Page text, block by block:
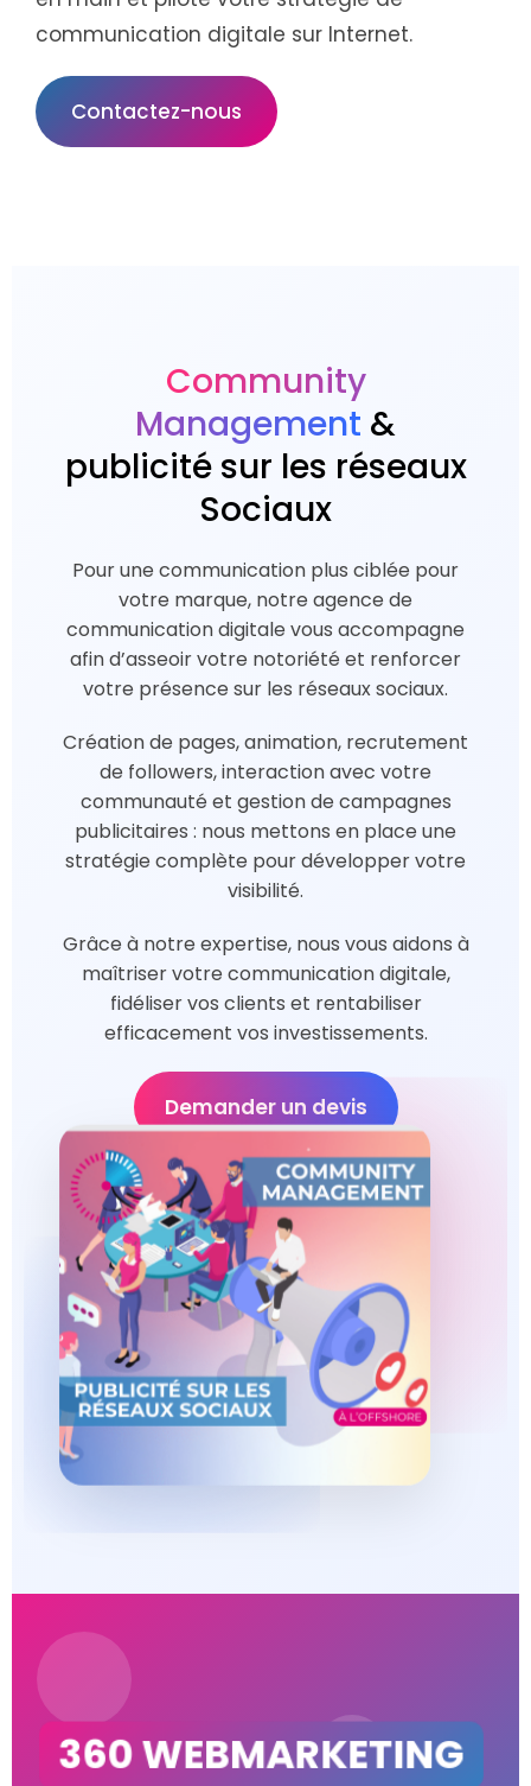
communication digitale sur Internet.
Contactez-nous
Community
Management &
publicité sur les réseaux
Sociaux
Pour une communication plus ciblée pour
votre marque, notre agence de
communication digitale vous accompagne
afin d’asseoir votre notoriété et renforcer
votre présence sur les réseaux sociaux.
Création de pages, animation, recrutement
de followers, interaction avec votre
communauté et gestion de campagnes
publicitaires : nous mettons en place une
stratégie complète pour développer votre
visibilité.
Grâce à notre expertise, nous vous aidons à
maîtriser votre communication digitale,
fidéliser vos clients et rentabiliser
efficacement vos investissements.
Demander un devis
360 WEBMARKETING